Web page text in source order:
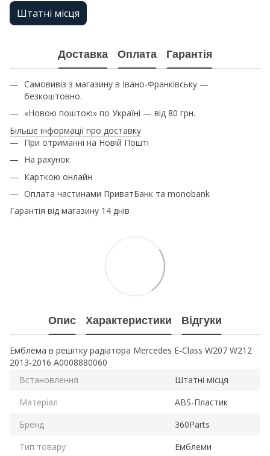
Штатні місця
Доставка Оплата Гарантія
Самовивіз з магазину в Івано-Франківську —
безкоштовно.
«Новою поштою» по Україні — від 80 грн.
Більше інформації про доставку
При отриманні на Новій Пошті
На рахунок
Карткою онлайн
Оплата частинами ПриватБанк та monobank
Гарантія від магазину 14 днів
Опис Характеристики Відгуки
Емблема в решітку радіатора Mercedes E-Class W207 W212
2013-2016 A0008880060
Встановлення
Штатні місця
Матеріал
ABS-Пластик
Бренд
360Parts
Тип товару
Емблеми